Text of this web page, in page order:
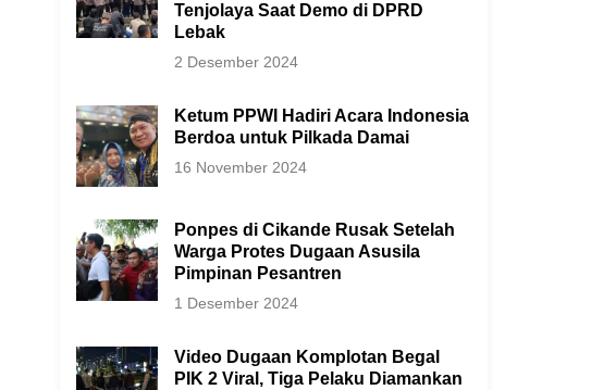
Tenjolaya Saat Demo di DPRD
Lebak
2 Desember 2024
Ketum PPWI Hadiri Acara Indonesia
Berdoa untuk Pilkada Damai
16 November 2024
Ponpes di Cikande Rusak Setelah
Warga Protes Dugaan Asusila
Pimpinan Pesantren
1 Desember 2024
Video Dugaan Komplotan Begal
PIK 2 Viral, Tiga Pelaku Diamankan